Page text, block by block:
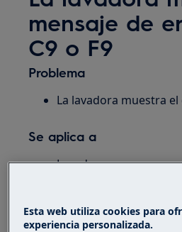
mensaje de
C9 o F9
Problema
La lavadora muestra
Se aplica a
Lavadora
Solución
Esta web utiliza cookies para
experiencia personalizada.